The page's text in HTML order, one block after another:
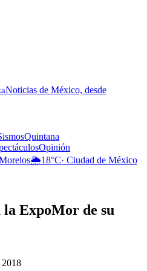
Noticias de México, desde
Quintana
Opinión
🌦️18°C· Ciudad de México
la ExpoMor de su
2018